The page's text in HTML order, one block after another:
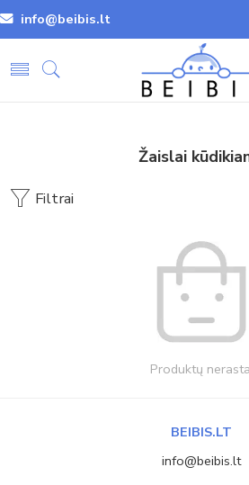
info@beibis.lt
Žaislai
Filtrai
Produktų
BEIBIS.LT
info@beibis.lt